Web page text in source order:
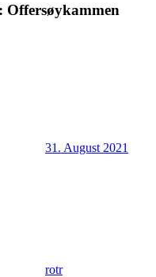
Offersøykammen
31. August 2021
rotr